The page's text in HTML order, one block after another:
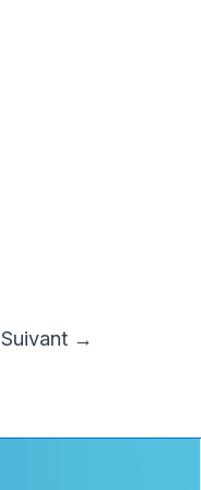
Suivant →